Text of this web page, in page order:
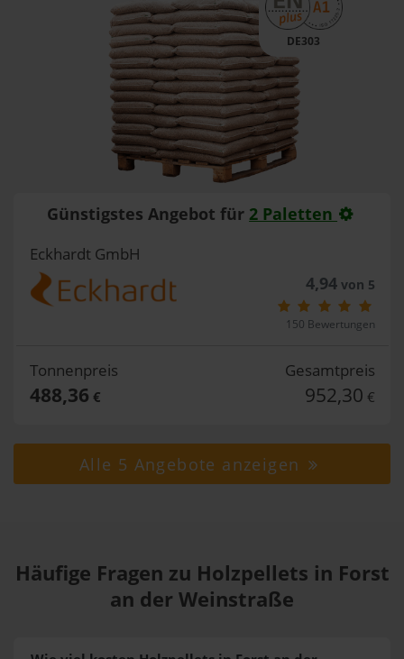
DE303
Günstigstes Angebot für 2 Paletten
Eckhardt GmbH
4,94von 5
150 Bewertungen
Tonnenpreis
488,36 €
Gesamtpreis
952,30 €
Alle 5 Angebote anzeigen
Häufige Fragen zu Holzpellets in Forst
an der Weinstraße